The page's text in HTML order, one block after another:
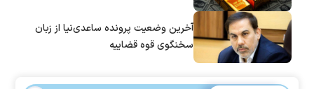
آخرین وضعیت پرونده ساعدی‌نیا از زبان
سخنگوی قوه قضاییه